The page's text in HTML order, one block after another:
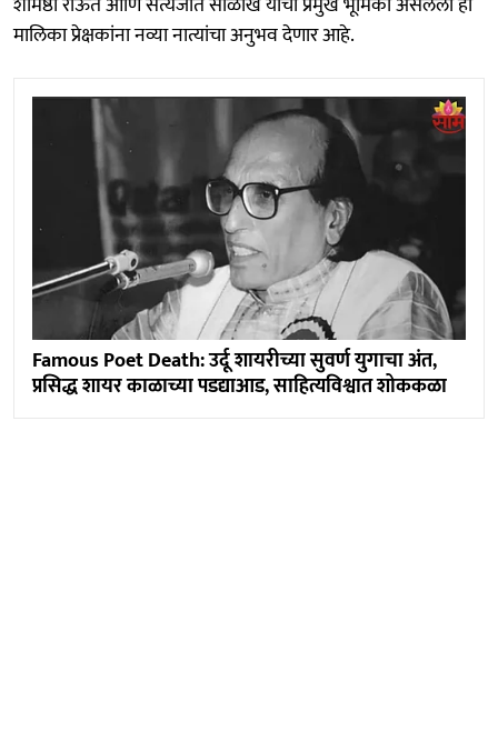
मालिका प्रेक्षकांना नव्या नात्यांचा अनुभव देणार आहे.
Famous Poet Death: उर्दू शायरीच्या सुवर्ण युगाचा अंत,
प्रसिद्ध शायर काळाच्या पडद्याआड, साहित्यविश्वात शोककळा